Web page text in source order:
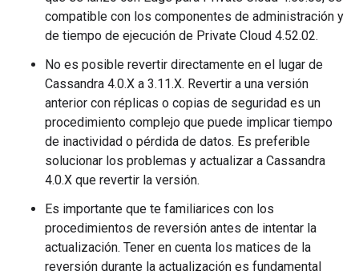
compatible con los componentes de administración y
de tiempo de ejecución de Private Cloud 4.52.02.
No es posible revertir directamente en el lugar de
Cassandra 4.0.X a 3.11.X. Revertir a una versión
anterior con réplicas o copias de seguridad es un
procedimiento complejo que puede implicar tiempo
de inactividad o pérdida de datos. Es preferible
solucionar los problemas y actualizar a Cassandra
4.0.X que revertir la versión.
Es importante que te familiarices con los
procedimientos de reversión antes de intentar la
actualización. Tener en cuenta los matices de la
reversión durante la actualización es fundamental